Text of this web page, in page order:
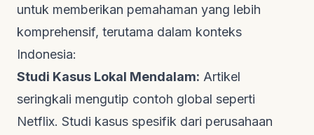
untuk memberikan pemahaman yang lebih
komprehensif, terutama dalam konteks
Indonesia:
Studi Kasus Lokal Mendalam: Artikel
seringkali mengutip contoh global seperti
Netflix. Studi kasus spesifik dari perusahaan